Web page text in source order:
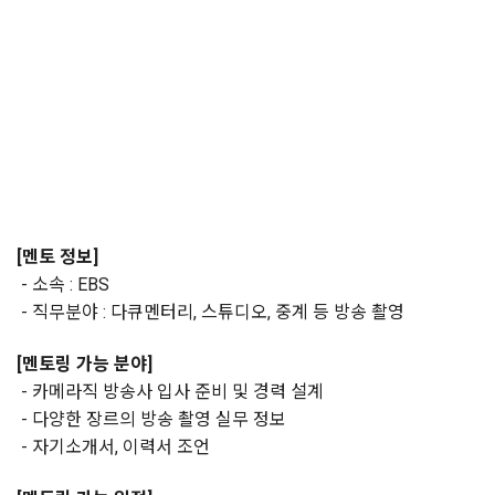
[멘토 정보]
- 소속 : EBS
- 직무분야 : 다큐멘터리, 스튜디오, 중계 등 방송 촬영
[멘토링 가능 분야]
- 카메라직 방송사 입사 준비 및 경력 설계
- 다양한 장르의 방송 촬영 실무 정보
- 자기소개서, 이력서 조언